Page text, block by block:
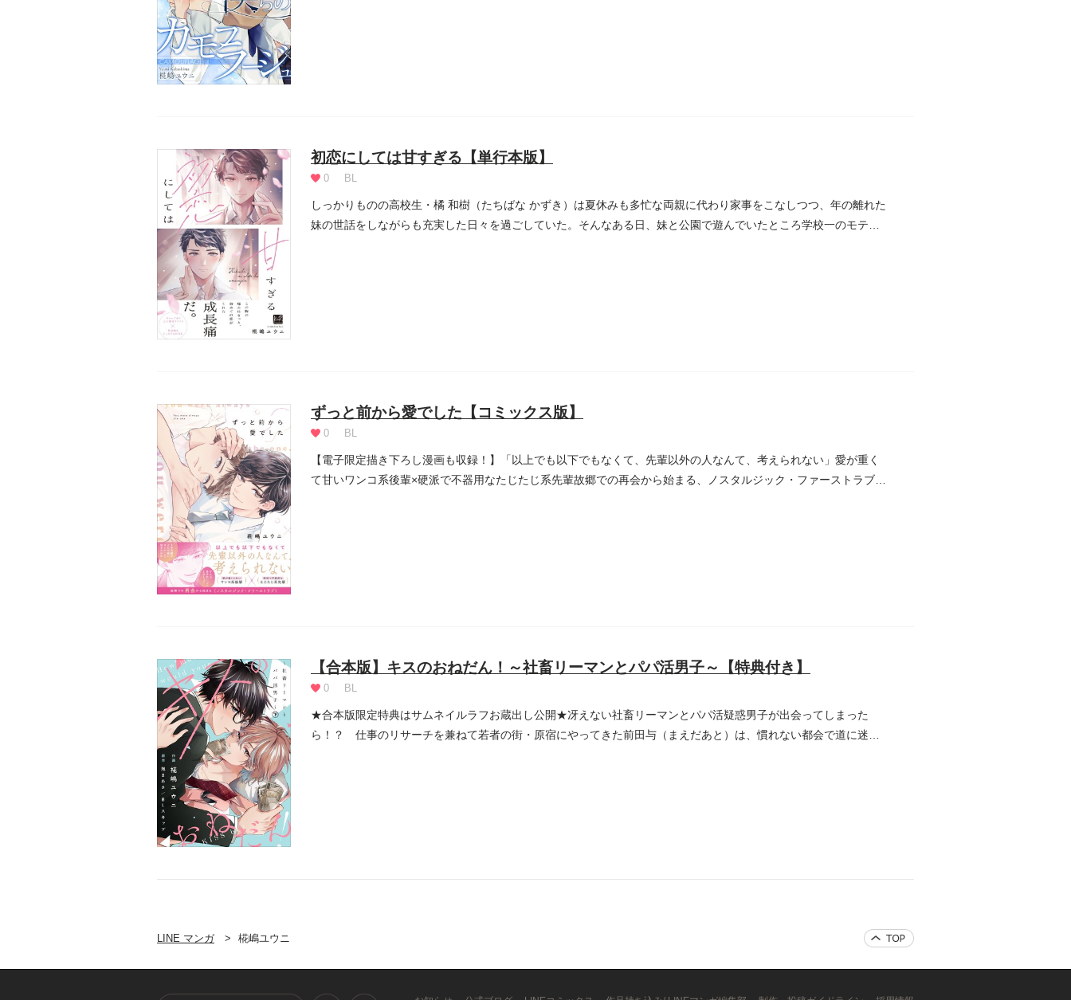
初恋にしては甘すぎる【単行本版】
0 BL
しっかりものの高校生・橘 和樹（たちばな かずき）は夏休みも多忙な両親に代わり家事をこなしつつ、年の離れた
妹の世話をしながらも充実した日々を過ごしていた。そんなある日、妹と公園で遊んでいたところ学校一のモテ男
ずっと前から愛でした【コミックス版】
0 BL
【電子限定描き下ろし漫画も収録！】「以上でも以下でもなくて、先輩以外の人なんて、考えられない」愛が重く
て甘いワンコ系後輩×硬派で不器用なたじたじ系先輩故郷での再会から始まる、ノスタルジック・ファーストラブ。
【合本版】キスのおねだん！～社畜リーマンとパパ活男子～【特典付き】
0 BL
★合本版限定特典はサムネイルラフお蔵出し公開★冴えない社畜リーマンとパパ活疑惑男子が出会ってしまった
ら！？ 仕事のリサーチを兼ねて若者の街・原宿にやってきた前田与（まえだあと）は、慣れない都会で道に迷い
LINE マンガ 椛嶋ユウニ